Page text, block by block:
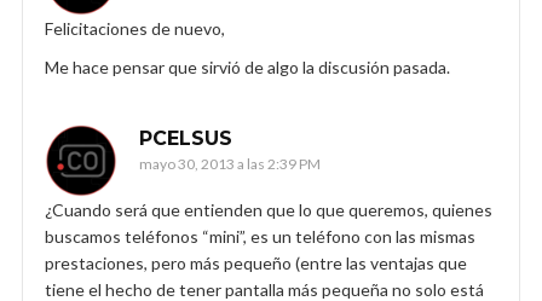
Felicitaciones de nuevo,
Me hace pensar que sirvió de algo la discusión pasada.
PCELSUS
mayo 30, 2013 a las 2:39 PM
¿Cuando será que entienden que lo que queremos, quienes
buscamos teléfonos “mini”, es un teléfono con las mismas
prestaciones, pero más pequeño (entre las ventajas que
tiene el hecho de tener pantalla más pequeña no solo está